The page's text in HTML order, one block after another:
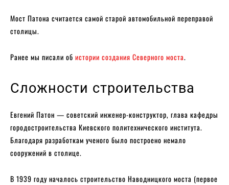
Мост Патона считается самой старой автомобильной переправой
столицы.
Ранее мы писали об истории создания Северного моста.
Сложности строительства
Евгений Патон — советский инженер-конструктор, глава кафедры
городостроительства Киевского политехнического института.
Благодаря разработкам ученого было построено немало
сооружений в столице.
В 1939 году началось строительство Наводницкого моста (первое